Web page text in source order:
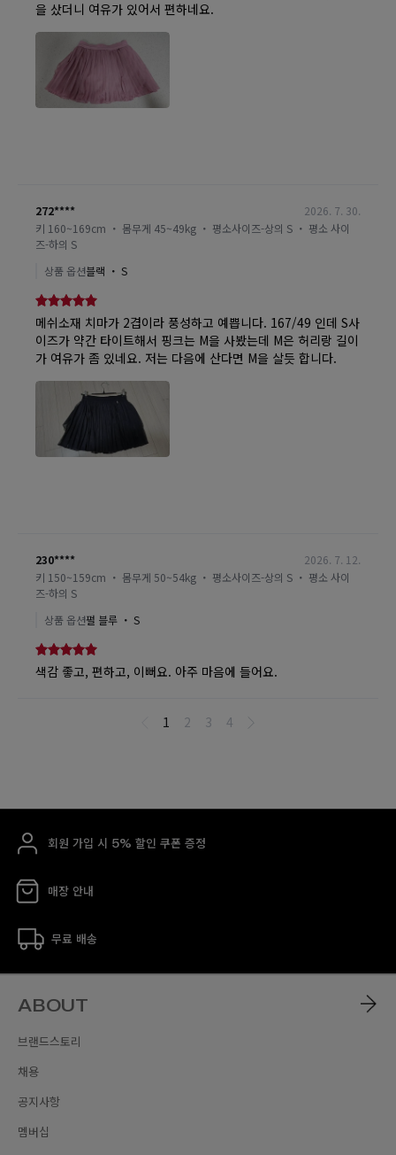
회원 가입 시 5% 할인 쿠폰 증정
매장 안내
무료 배송
ABOUT
브랜드스토리
채용
공지사항
멤버십